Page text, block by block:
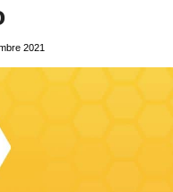
2021